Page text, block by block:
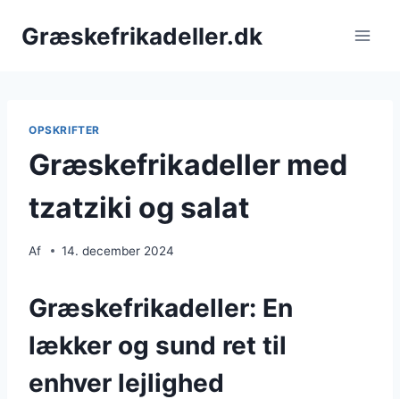
Græskefrikadeller.dk
OPSKRIFTER
Græskefrikadeller med
tzatziki og salat
Af 14. december 2024
Græskefrikadeller: En
lækker og sund ret til
enhver lejlighed